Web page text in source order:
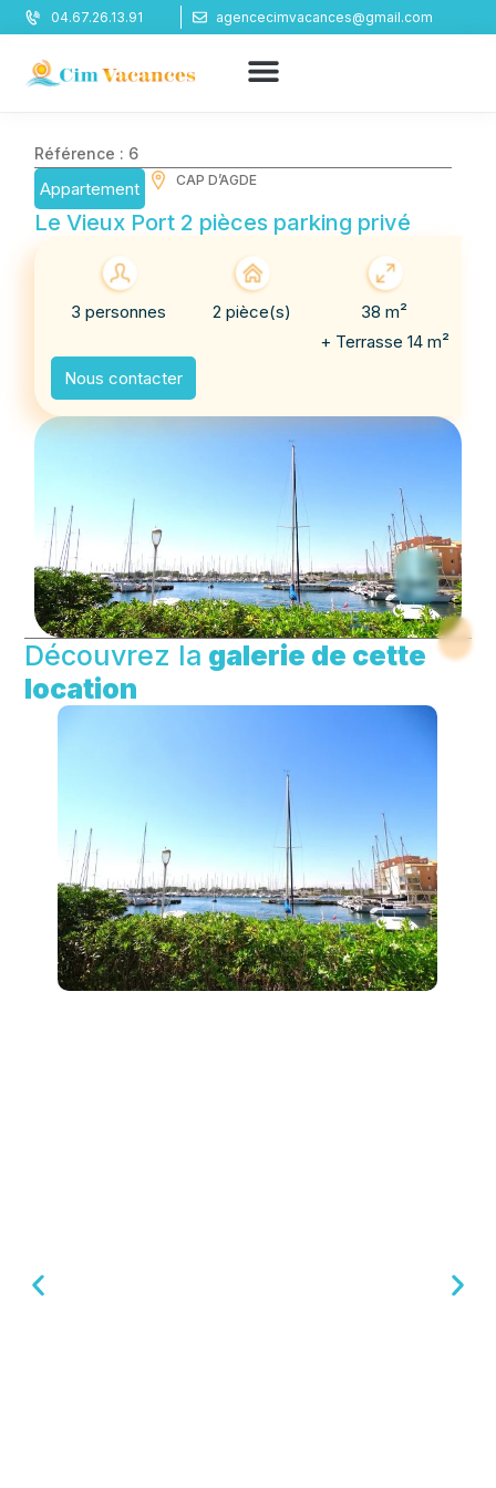
Panneau de gestion des cookies
04.67.26.13.91 agencecimvacances@gmail.com
Découvrez la galerie de cette
location
Référence : 6
Appartement CAP D’AGDE
Le Vieux Port 2 pièces parking privé
3 personnes 2 pièce(s)
38 m²
+ Terrasse 14 m²
Nous contacter